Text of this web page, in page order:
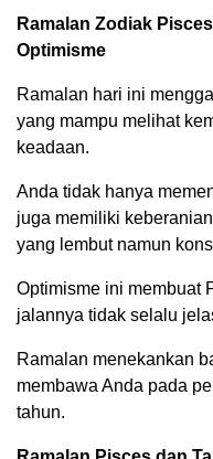
Ramalan Zodiak
Optimisme
Ramalan hari ini
yang mampu melihat
keadaan.
Anda tidak hanya
juga memiliki
yang lembut namun
Optimisme ini membuat
jalannya tidak selalu
Ramalan menekankan
membawa Anda pada
tahun.